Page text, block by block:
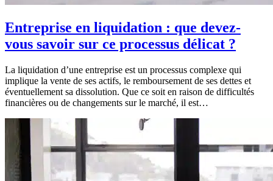
Entreprise en liquidation : que devez-
vous savoir sur ce processus délicat ?
La liquidation d’une entreprise est un processus complexe qui
implique la vente de ses actifs, le remboursement de ses dettes et
éventuellement sa dissolution. Que ce soit en raison de difficultés
financières ou de changements sur le marché, il est…